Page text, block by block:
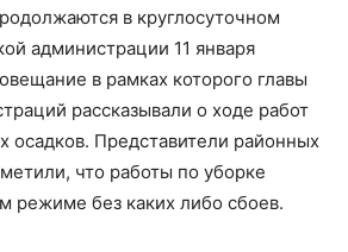
в круглосуточном
администрации 11 января
в рамках которого главы
рассказывали о ходе работ
осадков. Представители районных
что работы по уборке
режиме без каких либо сбоев.